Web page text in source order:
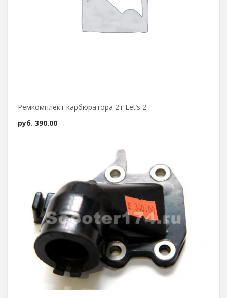
Ремкомплект карбюратора 2т Let’s 2
руб. 390.00